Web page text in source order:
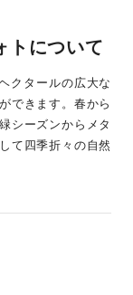
トについて
クタールの広大な
できます。春から
シーズンからメタ
て四季折々の自然